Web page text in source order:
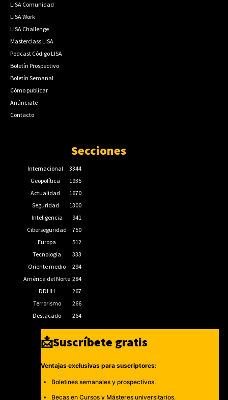
LISA Comunidad
LISA Work
LISA Challenge
Masterclass LISA
Podcast Código LISA
Boletín Prospectivo
Boletín Semanal
Cómo publicar
Anúnciate
Contacto
Secciones
Internacional
3344
Geopolítica
1935
Actualidad
1670
Seguridad
1300
Inteligencia
941
Ciberseguridad
750
Europa
512
Tecnología
333
Oriente medio
294
América del Norte 284
DDHH
267
Terrorismo
266
Destacado
264
📩Suscríbete gratis
Ventajas exclusivas para suscriptores:
Boletines semanales y prospectivos.
Becas en Cursos y Másteres universitarios.